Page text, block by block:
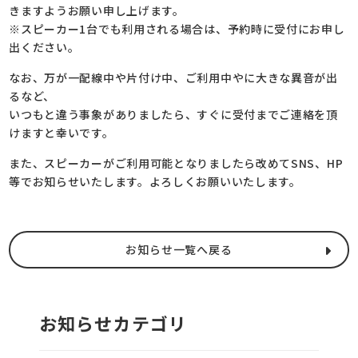
きますようお願い申し上げます。
※スピーカー1台でも利用される場合は、予約時に受付にお申し
出ください。
なお、万が一配線中や片付け中、ご利用中やに大きな異音が出
るなど、
いつもと違う事象がありましたら、すぐに受付までご連絡を頂
けますと幸いです。
また、スピーカーがご利用可能となりましたら改めてSNS、HP
等でお知らせいたします。よろしくお願いいたします。
お知らせ一覧へ戻る
お知らせカテゴリ